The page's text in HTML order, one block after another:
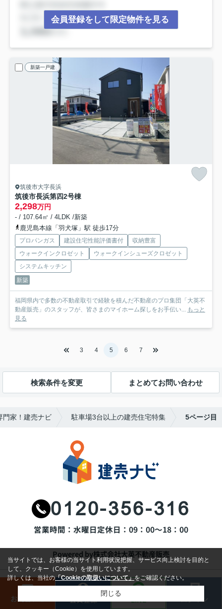
会員登録をして限定物件を見る
新築一戸建
筑後市大字長浜
筑後市長浜第四2号棟
2,298万円
- / 107.64㎡ / 4LDK /新築
鹿児島本線「羽犬塚」駅 徒歩17分
プロパンガス 建設住宅性能評価書付
収納豊富
ウォークインクロゼット
ウォークインシューズクロゼット
システムキッチン
新築
福岡県内で多数の不動産取引で経験を積んだ不動産のプロ集団「大英不
動産販売」のスタッフが、皆さまのマイホーム探しをお手伝い... もっと
見る
3 4 5 6 7
検索条件を変更 まとめてお問い合わせ
門家！建売ナビ 駐車場3台以上の建売住宅特集 5ページ目
0120-356-316
営業時間：水曜日定休日：09：00～18：00
Powered by株式会社大英不動産販売
ホーム 建売を探す
お問合わせ 会員登録 LINE ログイン
当サイトでは、お客様の当サイト利用状況把握、サービス向上検討を目的と
して、クッキー（Cookie）を使用しています。
詳しくは、当社の「Cookieの取扱いについて」をご確認ください。
閉じる